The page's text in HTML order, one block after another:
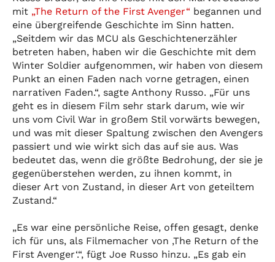
mit „The Return of the First Avenger“ begannen und
eine übergreifende Geschichte im Sinn hatten.
„Seitdem wir das MCU als Geschichtenerzähler
betreten haben, haben wir die Geschichte mit dem
Winter Soldier aufgenommen, wir haben von diesem
Punkt an einen Faden nach vorne getragen, einen
narrativen Faden.“, sagte Anthony Russo. „Für uns
geht es in diesem Film sehr stark darum, wie wir
uns vom Civil War in großem Stil vorwärts bewegen,
und was mit dieser Spaltung zwischen den Avengers
passiert und wie wirkt sich das auf sie aus. Was
bedeutet das, wenn die größte Bedrohung, der sie je
gegenüberstehen werden, zu ihnen kommt, in
dieser Art von Zustand, in dieser Art von geteiltem
Zustand.“
„Es war eine persönliche Reise, offen gesagt, denke
ich für uns, als Filmemacher von ‚The Return of the
First Avenger‘.“, fügt Joe Russo hinzu. „Es gab ein